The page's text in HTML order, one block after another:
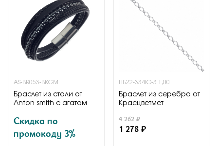
AS-BR053-BKGM
Браслет из стали от
Anton smith с агатом
Скидка по
промокоду 3%
НБ22-334Ю-3 1,00
Браслет из серебра от
Красцветмет
4 262 ₽
1 278 ₽